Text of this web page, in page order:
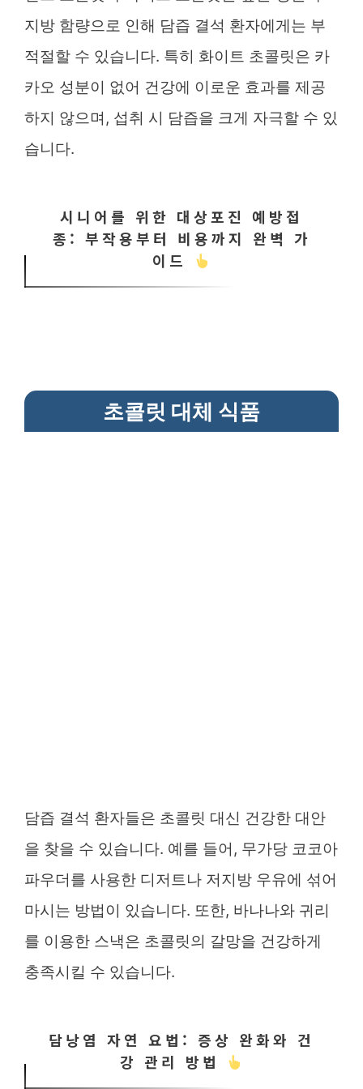
지방 함량으로 인해 담즙 결석 환자에게는 부
적절할 수 있습니다. 특히 화이트 초콜릿은 카
카오 성분이 없어 건강에 이로운 효과를 제공
하지 않으며, 섭취 시 담즙을 크게 자극할 수 있
습니다.
시니어를 위한 대상포진 예방접
종: 부작용부터 비용까지 완벽 가
이드
초콜릿 대체 식품
담즙 결석 환자들은 초콜릿 대신 건강한 대안
을 찾을 수 있습니다. 예를 들어, 무가당 코코아
파우더를 사용한 디저트나 저지방 우유에 섞어
마시는 방법이 있습니다. 또한, 바나나와 귀리
를 이용한 스낵은 초콜릿의 갈망을 건강하게
충족시킬 수 있습니다.
담낭염 자연 요법: 증상 완화와 건
강 관리 방법